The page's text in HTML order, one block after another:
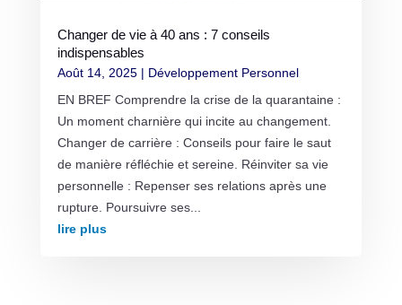
Changer de vie à 40 ans : 7 conseils
indispensables
Août 14, 2025| Développement Personnel
EN BREF Comprendre la crise de la quarantaine :
Un moment charnière qui incite au changement.
Changer de carrière : Conseils pour faire le saut
de manière réfléchie et sereine. Réinviter sa vie
personnelle : Repenser ses relations après une
rupture. Poursuivre ses...
lire plus